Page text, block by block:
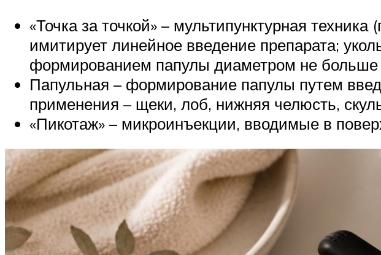
«Точка за точкой» – мультипунктурная
имитирует линейное введение препарата;
формированием папулы диаметром не
Папульная – формирование папулы путем
применения – щеки, лоб, нижняя челюсть,
«Пикотаж» – микроинъекции, вводимые в